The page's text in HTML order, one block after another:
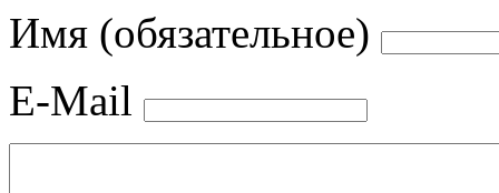
Имя (обязательное)
E-Mail